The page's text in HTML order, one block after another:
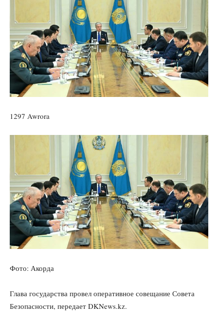
1297 Awrora
Фото: Акорда
Глава государства провел оперативное совещание Совета
Безопасности, передает DKNews.kz.